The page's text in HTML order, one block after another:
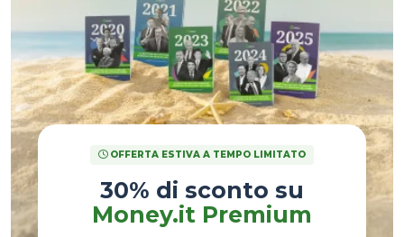
OFFERTA ESTIVA A TEMPO LIMITATO
30% di sconto su
Money.it Premium